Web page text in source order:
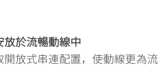
於流暢動線中
放式串連配置，使動線更為